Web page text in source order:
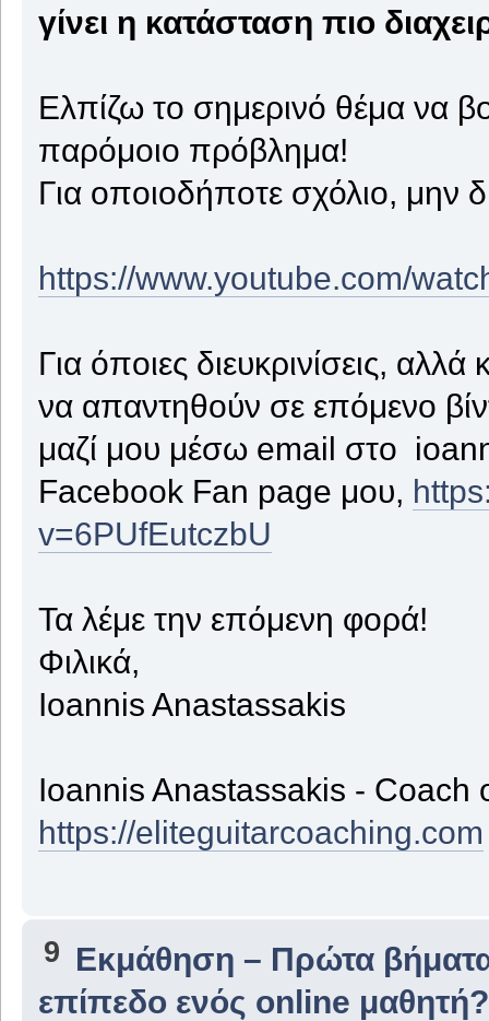
γίνει η κατάσταση πιο
Ελπίζω το σημερινό θέμα να
παρόμοιο πρόβλημα!
Για οποιοδήποτε σχόλιο, μην
https://www.youtube.com/
Για όποιες διευκρινίσεις, αλλά
να απαντηθούν σε επόμενο
μαζί μου μέσω email στο
Facebook Fan page μου,
v=6PUfEutczbU
Τα λέμε την επόμενη φορά!
Φιλικά,
Ioannis Anastassakis
Ioannis Anastassakis - Coach
https://eliteguitarcoaching.com
9 Εκμάθηση – Πρώτα
επίπεδο ενός online μαθητή?